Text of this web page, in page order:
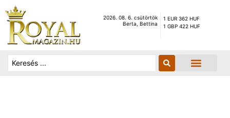
2026. 08. 6. csütörtök
Berta, Bettina
1 EUR 362 HUF
1 GBP 422 HUF